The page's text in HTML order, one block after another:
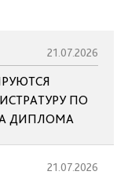
21.07.2026
ПО
ДИПЛОМА
21.07.2026